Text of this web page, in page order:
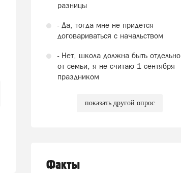
разницы
- Да, тогда мне не придется
договариваться с начальством
- Нет, школа должна быть отдельно
от семьи, я не считаю 1 сентября
праздником
показать другой опрос
Факты